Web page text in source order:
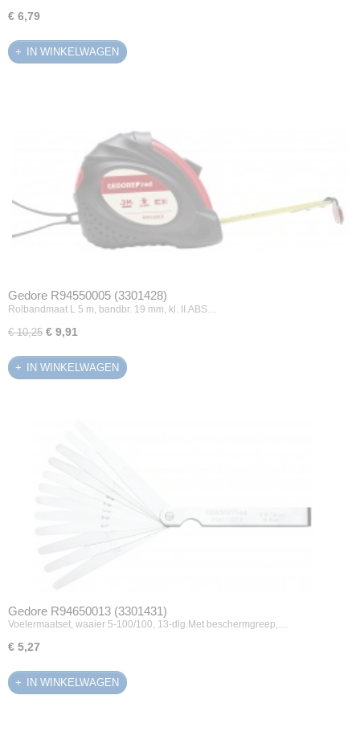
€ 6,79
IN WINKELWAGEN
Gedore R94550005 (3301428)
Rolbandmaat L 5 m, bandbr. 19 mm, kl. II.ABS…
€ 10,25 € 9,91
IN WINKELWAGEN
Gedore R94650013 (3301431)
Voelermaatset, waaier 5-100/100, 13-dlg.Met beschermgreep,…
€ 5,27
IN WINKELWAGEN